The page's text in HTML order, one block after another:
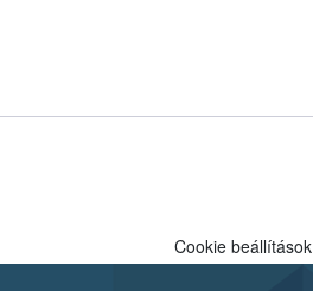
Cookie beállítások